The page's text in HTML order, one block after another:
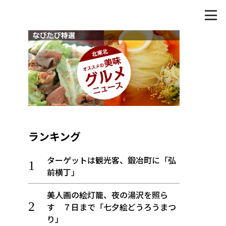
ランキング
ターゲットは観光客、鍛冶町に「弘
前横丁」
美人画の絵灯籠、夜の湯沢を照ら
す ７日まで「七夕絵どうろうまつ
り」